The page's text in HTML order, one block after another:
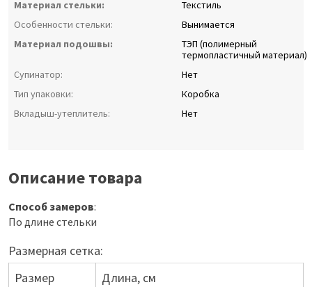
Материал стельки:
Текстиль
Особенности стельки:
Вынимается
Материал подошвы:
ТЭП (полимерный
термопластичный материал)
Супинатор:
Нет
Тип упаковки:
Коробка
Вкладыш-утеплитель:
Нет
Описание товара
Способ замеров:
По длине стельки
Размерная сетка:
Размер
Длина, см